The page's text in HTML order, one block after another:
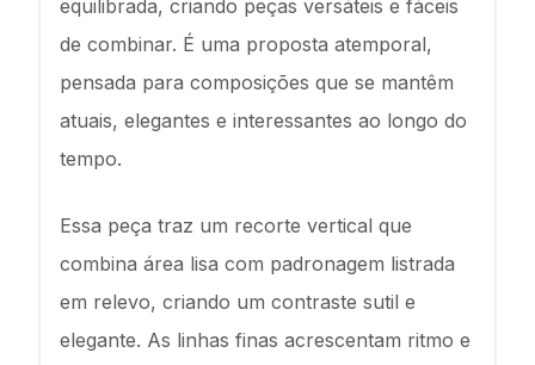
equilibrada, criando peças versáteis e fáceis
de combinar. É uma proposta atemporal,
pensada para composições que se mantêm
atuais, elegantes e interessantes ao longo do
tempo.
Essa peça traz um recorte vertical que
combina área lisa com padronagem listrada
em relevo, criando um contraste sutil e
elegante. As linhas finas acrescentam ritmo e